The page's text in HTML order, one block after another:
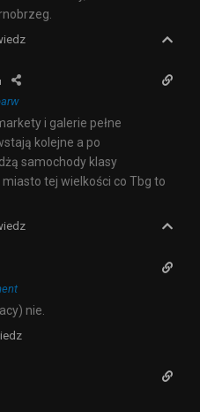
i galerie pełne
kolejne a po
samochody klasy
tej wielkości co Tbg to
nie.